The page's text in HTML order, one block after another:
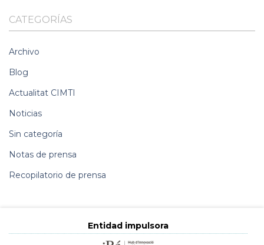
CATEGORÍAS
Archivo
Blog
Actualitat CIMTI
Noticias
Sin categoría
Notas de prensa
Recopilatorio de prensa
Entidad impulsora